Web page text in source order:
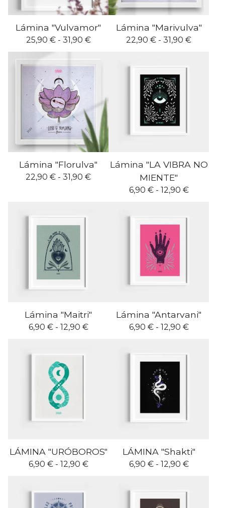
Lámina "Vulvamor"
25,90 €- 31,90 €
Lámina "Marivulva"
22,90 € - 31,90 €
Lámina "Florulva"
22,90 € - 31,90 €
Lámina "LA VIBRA NO
MIENTE"
6,90 €- 12,90 €
Lámina "Maitri"
6,90 €- 12,90 €
Lámina "Antarvani"
6,90 €- 12,90 €
LÁMINA "URÓBOROS"
6,90 €- 12,90 €
LÁMINA "Shakti"
6,90 €- 12,90 €